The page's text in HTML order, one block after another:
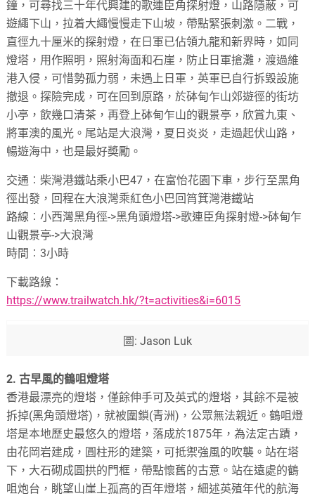
鐘，可尋找三十年代興建的歌連臣角探射燈，山路隱蔽，可
遊繩下山，拉着大繩慢慢走下山坡，帶點緊張刺激。二戰，
直徑九十厘米的探射燈，在日軍已佔領九龍和新界時，如同
燈塔，用作照明，照射海面和石崖，防止日軍搶灘，渡過維
港入侵，可惜勢孤力弱，未遇上日軍，英軍已自行拆毀設施
撤退。探險完成，可在回到原路，於砵甸乍山郊遊徑的街坊
小亭，飲幾口清茶，再登上砵甸乍山的觀景亭，欣賞九東、
將軍澳的風光。尾站是大浪灣，夏日炎炎，走過起伏山路，
暢遊海中，也是最好奬勵。
交通︰柴灣港鐵站乘小巴47，在富怡花園下車，步行至黑角
徑出發，回程在大浪灣乘紅色小巴回筲箕灣港鐵站
路線︰小西灣黑角徑->黑角頭燈塔->歌連臣角探射燈->砵甸乍
山觀景亭->大浪灣
時間︰3小時
下載路線：
https://www.trailwatch.hk/?t=activities&i=6015
圖: Jason Luk
2. 古早風的鶴咀燈塔
香港最漂亮的燈塔，僅餘伸手可及英式的燈塔，其餘不是被
拆掉(黑角頭燈塔)，就被圍鎖(青洲)，公眾無法親近。鶴咀燈
塔是本地歷史最悠久的燈塔，落成於1875年，為法定古蹟，
由花岡岩建成，圓柱形的建築，可抵禦強風的吹襲。站在塔
下，大石砌成圓拱的門框，帶點懷舊的古意。站在遠處的鶴
咀炮台，眺望山崖上孤高的百年燈塔，細述英殖年代的航海